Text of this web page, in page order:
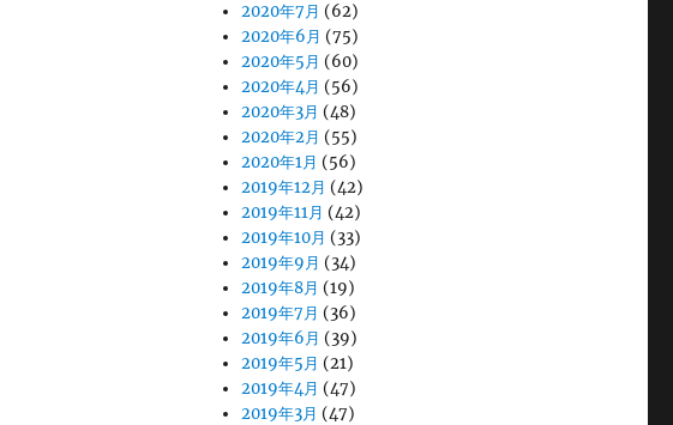
2020年7月 (62)
2020年6月 (75)
2020年5月 (60)
2020年4月 (56)
2020年3月 (48)
2020年2月 (55)
2020年1月 (56)
2019年12月 (42)
2019年11月 (42)
2019年10月 (33)
2019年9月 (34)
2019年8月 (19)
2019年7月 (36)
2019年6月 (39)
2019年5月 (21)
2019年4月 (47)
2019年3月 (47)